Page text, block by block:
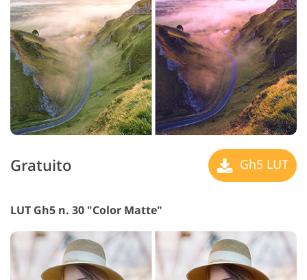
Gratuito Gh5 LUT
LUT Gh5 n. 30 "Color Matte"